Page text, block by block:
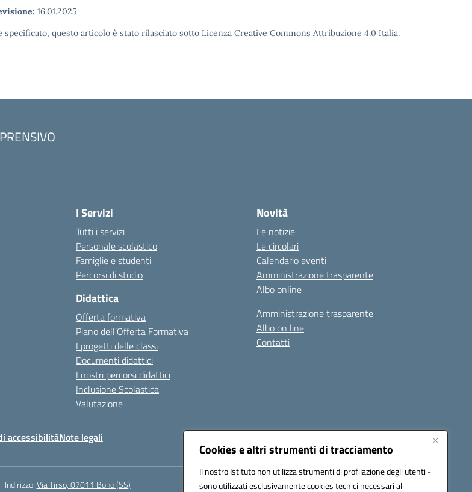
Cookies e altri strumenti di tracciamento
Il nostro Istituto non utilizza strumenti di profilazione degli utenti -
sono utilizzati esclusivamente cookies tecnici necessari al
16.01.2025
specificato, questo articolo è stato rilasciato sotto Licenza Creative Commons Attribuzione 4.0 Italia.
I Servizi
Tutti i servizi
Personale scolastico
Famiglie e studenti
Percorsi di studio
Didattica
Offerta formativa
Piano dell’Offerta Formativa
I progetti delle classi
Documenti didattici
I nostri percorsi didattici
Inclusione Scolastica
Valutazione
Novità
Le notizie
Le circolari
Calendario eventi
Amministrazione trasparente
Albo online
Amministrazione trasparente
Albo on line
Contatti
accessibilitàNote legali
Indirizzo:Via Tirso, 07011 Bono (SS)